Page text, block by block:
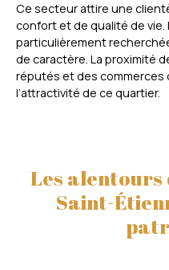
Ce secteur attire une
confort et de qualité de vie.
particulièrement
de caractère. La proximité
réputés et des
l’attractivité de ce quartier.
Les
Saint-